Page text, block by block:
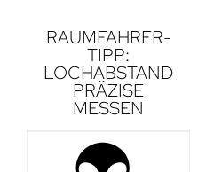
RAUMFAHRER-
TIPP:
LOCHABSTAND
PRÄZISE
MESSEN